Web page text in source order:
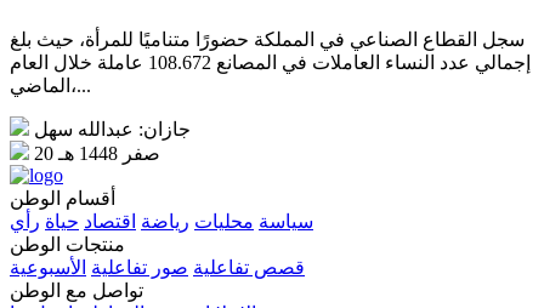
سجل القطاع الصناعي في المملكة حضورًا متناميًا للمرأة، حيث بلغ
إجمالي عدد النساء العاملات في المصانع 108.672 عاملة خلال العام
الماضي،...
جازان: عبدالله سهل
20 صفر 1448 هـ
أقسام الوطن
سياسة محليات رياضة اقتصاد حياة رأي
منتجات الوطن
قصص تفاعلية صور تفاعلية الأسبوعية
تواصل مع الوطن